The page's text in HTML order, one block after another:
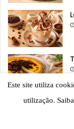
Este site utiliza
utilização.